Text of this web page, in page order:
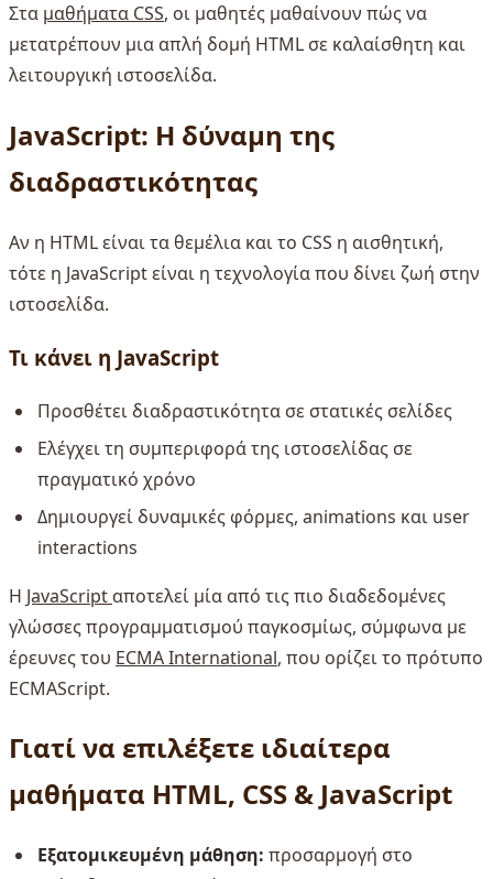
Στα μαθήματα CSS, οι μαθητές μαθαίνουν πώς να
μετατρέπουν μια απλή δομή HTML σε καλαίσθητη και
λειτουργική ιστοσελίδα.
JavaScript: Η δύναμη της
διαδραστικότητας
Αν η HTML είναι τα θεμέλια και το CSS η αισθητική,
τότε η JavaScript είναι η τεχνολογία που δίνει ζωή στην
ιστοσελίδα.
Τι κάνει η JavaScript
Προσθέτει διαδραστικότητα σε στατικές σελίδες
Ελέγχει τη συμπεριφορά της ιστοσελίδας σε
πραγματικό χρόνο
Δημιουργεί δυναμικές φόρμες, animations και user
interactions
Η JavaScript αποτελεί μία από τις πιο διαδεδομένες
γλώσσες προγραμματισμού παγκοσμίως, σύμφωνα με
έρευνες του ECMA International, που ορίζει το πρότυπο
ECMAScript.
Γιατί να επιλέξετε ιδιαίτερα
μαθήματα HTML, CSS & JavaScript
Εξατομικευμένη μάθηση: προσαρμογή στο